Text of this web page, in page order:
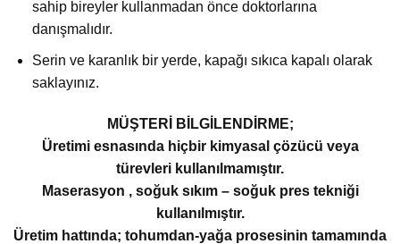
sahip bireyler kullanmadan önce doktorlarına
danışmalıdır.
Serin ve karanlık bir yerde, kapağı sıkıca kapalı olarak
saklayınız.
MÜŞTERİ BİLGİLENDİRME;
Üretimi esnasında hiçbir kimyasal çözücü veya
türevleri kullanılmamıştır.
Maserasyon , soğuk sıkım – soğuk pres tekniği
kullanılmıştır.
Üretim hattında; tohumdan-yağa prosesinin tamamında